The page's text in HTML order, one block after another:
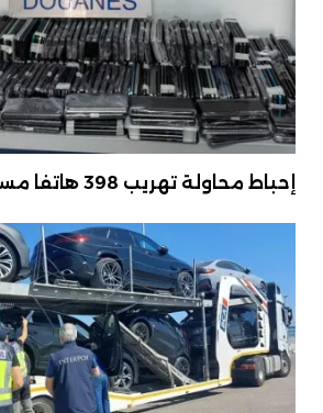
إحباط محاولة تهريب 398 هاتفا مستعملا بباب سبة